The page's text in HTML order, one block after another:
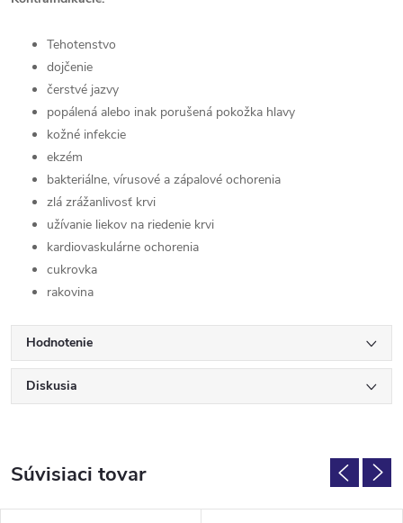
Tehotenstvo
dojčenie
čerstvé jazvy
popálená alebo inak porušená pokožka hlavy
kožné infekcie
ekzém
bakteriálne, vírusové a zápalové ochorenia
zlá zrážanlivosť krvi
užívanie liekov na riedenie krvi
kardiovaskulárne ochorenia
cukrovka
rakovina
Hodnotenie
Diskusia
Súvisiaci tovar